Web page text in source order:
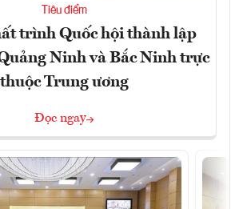
Tiêu điểm
trình Quốc hội thành lập
Ninh và Bắc Ninh trực
thuộc Trung ương
Đọc ngay